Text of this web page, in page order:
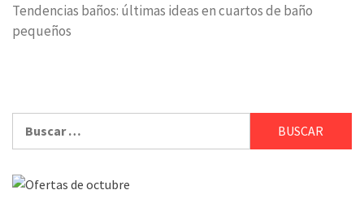
Tendencias baños: últimas ideas en cuartos de baño
pequeños